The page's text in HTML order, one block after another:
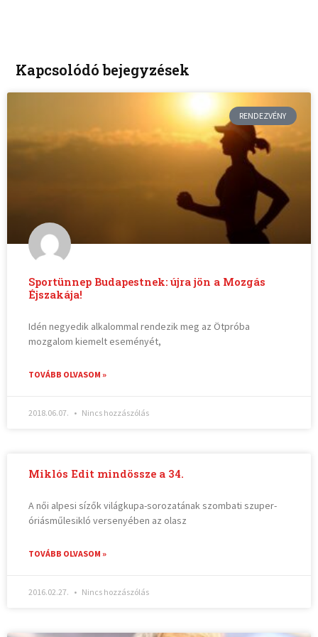
Kapcsolódó bejegyzések
RENDEZVÉNY
Sportünnep Budapestnek: újra jön a Mozgás
Éjszakája!
Idén negyedik alkalommal rendezik meg az Ötpróba
mozgalom kiemelt eseményét,
TOVÁBB OLVASOM »
2018.06.07. Nincs hozzászólás
Miklós Edit mindössze a 34.
A női alpesi sízők világkupa-sorozatának szombati szuper-
óriásműlesikló versenyében az olasz
TOVÁBB OLVASOM »
2016.02.27. Nincs hozzászólás